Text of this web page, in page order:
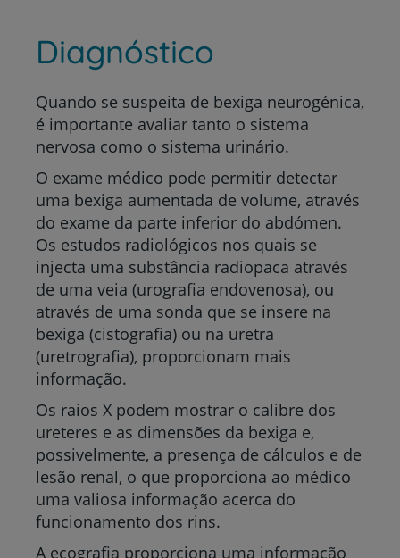
Diagnóstico
Quando se suspeita de bexiga neurogénica,
é importante avaliar tanto o sistema
nervosa como o sistema urinário.
O exame médico pode permitir detectar
uma bexiga aumentada de volume, através
do exame da parte inferior do abdómen.
Os estudos radiológicos nos quais se
injecta uma substância radiopaca através
de uma veia (urografia endovenosa), ou
através de uma sonda que se insere na
bexiga (cistografia) ou na uretra
(uretrografia), proporcionam mais
informação.
Os raios X podem mostrar o calibre dos
ureteres e as dimensões da bexiga e,
possivelmente, a presença de cálculos e de
lesão renal, o que proporciona ao médico
uma valiosa informação acerca do
funcionamento dos rins.
A ecografia proporciona uma informação